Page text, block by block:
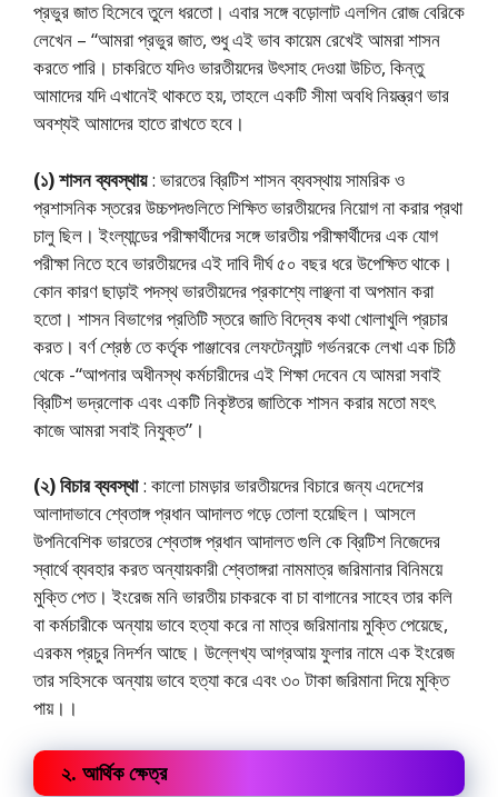
প্রভুর জাত হিসেবে তুলে ধরতো। এবার সঙ্গে বড়োলাট এলগিন রোজ বেরিকে
লেখেন – “আমরা প্রভুর জাত, শুধু এই ভাব কায়েম রেখেই আমরা শাসন
করতে পারি। চাকরিতে যদিও ভারতীয়দের উৎসাহ দেওয়া উচিত, কিন্তু
আমাদের যদি এখানেই থাকতে হয়, তাহলে একটি সীমা অবধি নিয়ন্ত্রণ ভার
অবশ্যই আমাদের হাতে রাখতে হবে।
(১) শাসন ব্যবস্থায়: ভারতের ব্রিটিশ শাসন ব্যবস্থায় সামরিক ও
প্রশাসনিক স্তরের উচ্চপদগুলিতে শিক্ষিত ভারতীয়দের নিয়োগ না করার প্রথা
চালু ছিল। ইংল্যান্ডের পরীক্ষার্থীদের সঙ্গে ভারতীয় পরীক্ষার্থীদের এক যোগ
পরীক্ষা নিতে হবে ভারতীয়দের এই দাবি দীর্ঘ ৫০ বছর ধরে উপেক্ষিত থাকে।
কোন কারণ ছাড়াই পদস্থ ভারতীয়দের প্রকাশ্যে লাঞ্ছনা বা অপমান করা
হতো। শাসন বিভাগের প্রতিটি স্তরে জাতি বিদ্বেষ কথা খোলাখুলি প্রচার
করত। বর্ণ শ্রেষ্ঠ তে কর্তৃক পাঞ্জাবের লেফটেন্যান্ট গর্ভনরকে লেখা এক চিঠি
থেকে -“আপনার অধীনস্থ কর্মচারীদের এই শিক্ষা দেবেন যে আমরা সবাই
ব্রিটিশ ভদ্রলোক এবং একটি নিকৃষ্টতর জাতিকে শাসন করার মতো মহৎ
কাজে আমরা সবাই নিযুক্ত”।
(২) বিচার ব্যবস্থা: কালো চামড়ার ভারতীয়দের বিচারে জন্য এদেশের
আলাদাভাবে শ্বেতাঙ্গ প্রধান আদালত গড়ে তোলা হয়েছিল। আসলে
উপনিবেশিক ভারতের শ্বেতাঙ্গ প্রধান আদালত গুলি কে ব্রিটিশ নিজেদের
স্বার্থে ব্যবহার করত অন্যায়কারী শ্বেতাঙ্গরা নামমাত্র জরিমানার বিনিময়ে
মুক্তি পেত। ইংরেজ মনি ভারতীয় চাকরকে বা চা বাগানের সাহেব তার কলি
বা কর্মচারীকে অন্যায় ভাবে হত্যা করে না মাত্র জরিমানায় মুক্তি পেয়েছে,
এরকম প্রচুর নিদর্শন আছে। উল্লেখ্য আগ্রআয় ফুলার নামে এক ইংরেজ
তার সহিসকে অন্যায় ভাবে হত্যা করে এবং ৩০ টাকা জরিমানা দিয়ে মুক্তি
পায়।।
২. আর্থিক ক্ষেত্র